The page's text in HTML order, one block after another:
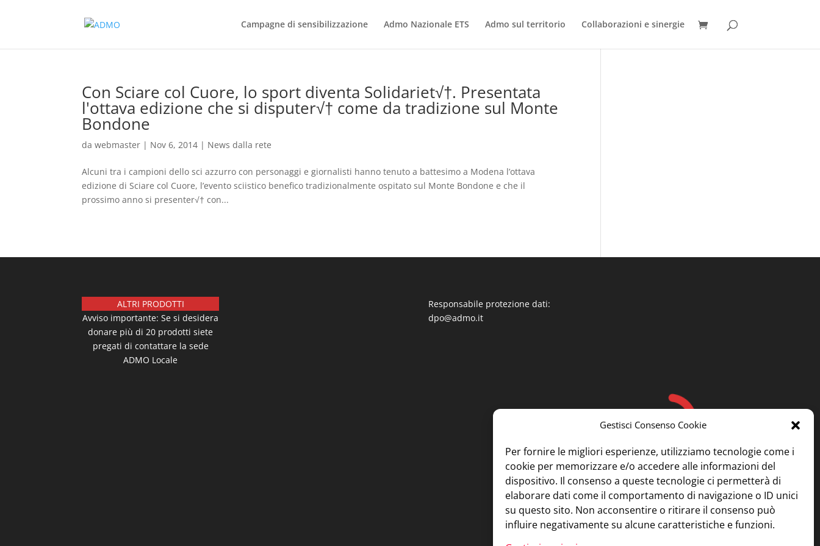
Gestisci Consenso Cookie
Per fornire le migliori esperienze, utilizziamo tecnologie come i
cookie per memorizzare e/o accedere alle informazioni del
dispositivo. Il consenso a queste tecnologie ci permetterà di
elaborare dati come il comportamento di navigazione o ID unici
su questo sito. Non acconsentire o ritirare il consenso può
influire negativamente su alcune caratteristiche e funzioni.
Campagne di sensibilizzazione Admo Nazionale ETS Admo sul territorio Collaborazioni e sinergie
Con Sciare col Cuore, lo sport diventa Solidariet√†. Presentata
l'ottava edizione che si disputer√† come da tradizione sul Monte
Bondone
dawebmaster | Nov 6, 2014 | News dalla rete
Alcuni tra i campioni dello sci azzurro con personaggi e giornalisti hanno tenuto a battesimo a Modena l’ottava
edizione di Sciare col Cuore, l’evento sciistico benefico tradizionalmente ospitato sul Monte Bondone e che il
prossimo anno si presenter√† con...
ALTRI PRODOTTI
Avviso importante: Se si desidera
donare più di 20 prodotti siete
pregati di contattare la sede
ADMO Locale
Responsabile protezione dati:
dpo@admo.it